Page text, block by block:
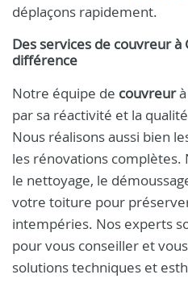
déplaçons rapidement.
Des services de couvreurà
différence
Notre équipe de couvreurà
par sa réactivité et la
Nous réalisons aussi bien
les rénovations complètes.
le nettoyage, le
votre toiture pour
intempéries. Nos experts
pour vous conseiller et
solutions techniques et